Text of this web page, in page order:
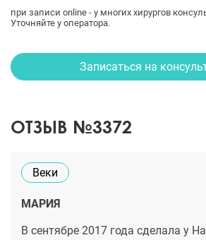
при записи online - у многих хирургов
Уточняйте у оператора.
Записаться на
ОТЗЫВ №3372
Веки
МАРИЯ
В сентябре 2017 года сделала у